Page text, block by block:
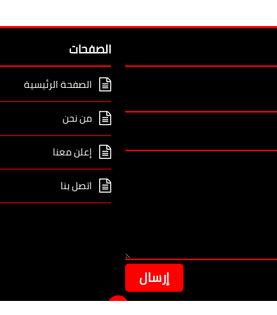
الصفحات
الصفحة الرئيسية
من نحن
إعلن معنا
اتصل بنا